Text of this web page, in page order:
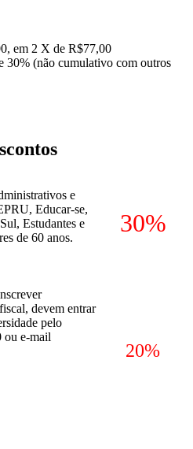
em 2 X de R$77,00
30% (não cumulativo com outros
e
Educar-se,
Estudantes e
de 60 anos.
30%
devem entrar
pelo
ou e-mail
20%